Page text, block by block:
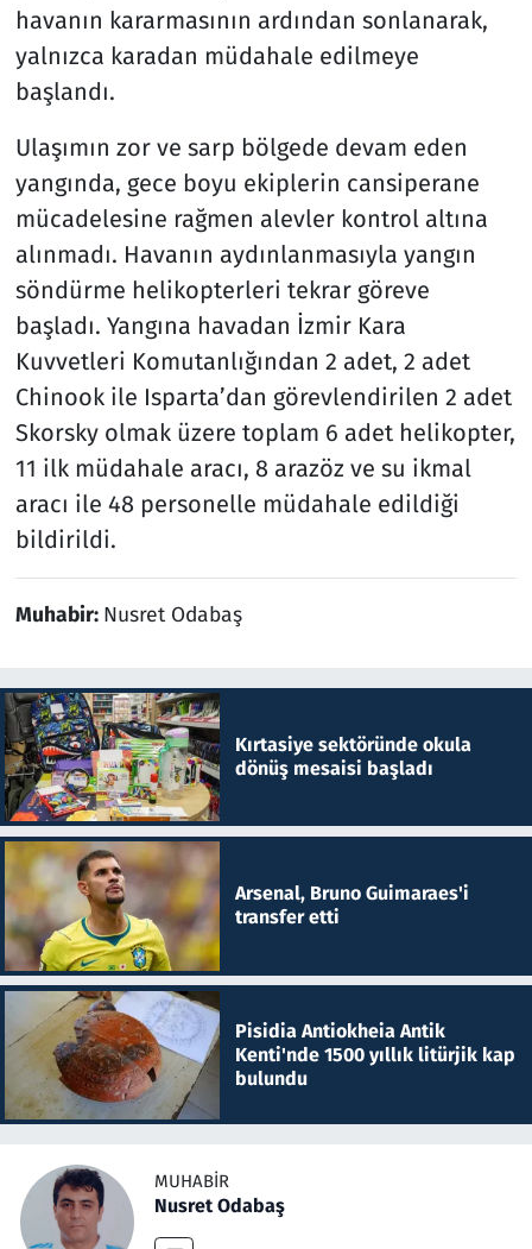
havanın kararmasının ardından sonlanarak,
yalnızca karadan müdahale edilmeye
başlandı.
Ulaşımın zor ve sarp bölgede devam eden
yangında, gece boyu ekiplerin cansiperane
mücadelesine rağmen alevler kontrol altına
alınmadı. Havanın aydınlanmasıyla yangın
söndürme helikopterleri tekrar göreve
başladı. Yangına havadan İzmir Kara
Kuvvetleri Komutanlığından 2 adet, 2 adet
Chinook ile Isparta’dan görevlendirilen 2 adet
Skorsky olmak üzere toplam 6 adet helikopter,
11 ilk müdahale aracı, 8 arazöz ve su ikmal
aracı ile 48 personelle müdahale edildiği
bildirildi.
Muhabir: Nusret Odabaş
Kırtasiye sektöründe okula
dönüş mesaisi başladı
Arsenal, Bruno Guimaraes'i
transfer etti
Pisidia Antiokheia Antik
Kenti'nde 1500 yıllık litürjik kap
bulundu
MUHABIR
Nusret Odabaş